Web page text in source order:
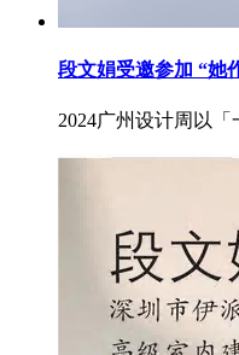
段文娟受邀参加 “她
2024广州设计周以